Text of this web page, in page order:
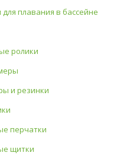
плавания в бассейне
ролики
и резинки
перчатки
щитки